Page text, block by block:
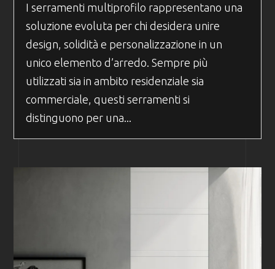
I serramenti multiprofilo rappresentano una
soluzione evoluta per chi desidera unire
design, solidità e personalizzazione in un
unico elemento d’arredo. Sempre più
utilizzati sia in ambito residenziale sia
commerciale, questi serramenti si
distinguono per una...